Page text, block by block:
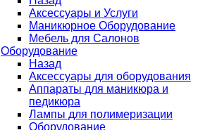
Аксессуары и Услуги
Маникюрное Оборудование
Мебель для Салонов
Оборудование
Назад
Аксессуары для оборудования
Аппараты для маникюра и
педикюра
Лампы для полимеризации
Оборудование